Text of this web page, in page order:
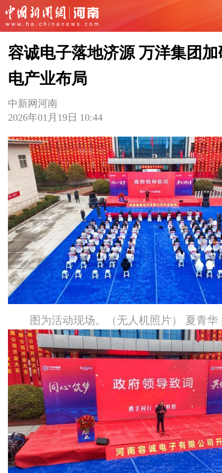
容诚电子落地济源 万洋集团加
电产业布局
中新网河南
2026年01月19日 10:44
图为活动现场。（无人机照片） 夏青华